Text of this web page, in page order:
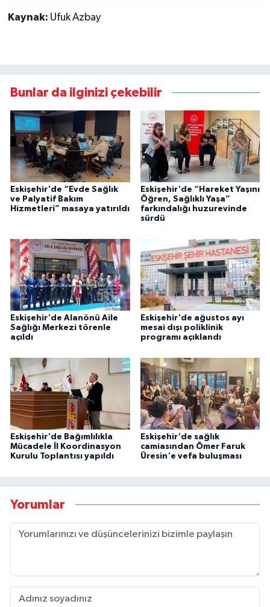
Kaynak: Ufuk Azbay
Bunlar da ilginizi çekebilir
Eskişehir'de “Evde Sağlık
ve Palyatif Bakım
Hizmetleri” masaya yatırıldı
Eskişehir'de “Hareket Yaşını
Öğren, Sağlıklı Yaşa”
farkındalığı huzurevinde
sürdü
Eskişehir'de Alanönü Aile
Sağlığı Merkezi törenle
açıldı
Eskişehir'de ağustos ayı
mesai dışı poliklinik
programı açıklandı
Eskişehir'de Bağımlılıkla
Mücadele İl Koordinasyon
Kurulu Toplantısı yapıldı
Eskişehir'de sağlık
camiasından Ömer Faruk
Üresin'e vefa buluşması
Yorumlar